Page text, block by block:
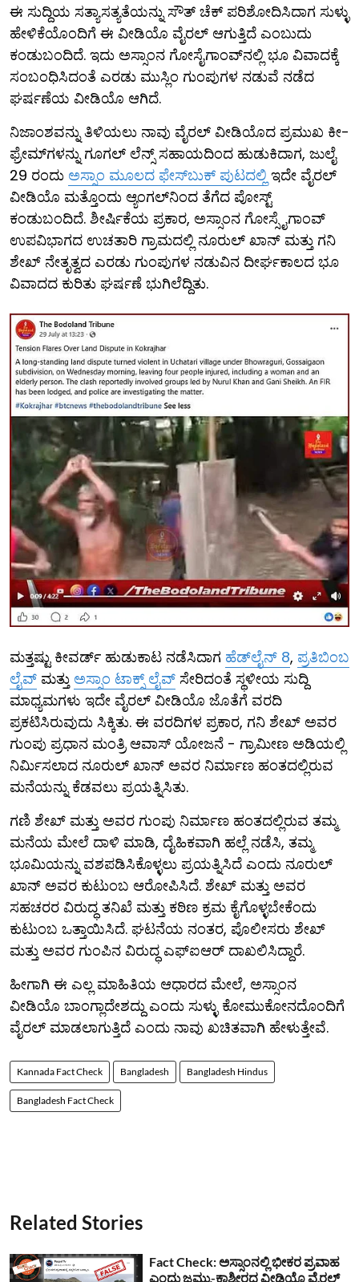
ಈ ಸುದ್ದಿಯ ಸತ್ಯಾಸತ್ಯತೆಯನ್ನು ಸೌತ್ ಚೆಕ್ ಪರಿಶೋದಿಸಿದಾಗ ಸುಳ್ಳು
ಹೇಳಿಕೆಯೊಂದಿಗೆ ಈ ವೀಡಿಯೊ ವೈರಲ್ ಆಗುತ್ತಿದೆ ಎಂಬುದು
ಕಂಡುಬಂದಿದೆ. ಇದು ಅಸ್ಸಾಂನ ಗೋಸೈಗಾಂವ್‌ನಲ್ಲಿ ಭೂ ವಿವಾದಕ್ಕೆ
ಸಂಬಂಧಿಸಿದಂತೆ ಎರಡು ಮುಸ್ಲಿಂ ಗುಂಪುಗಳ ನಡುವೆ ನಡೆದ
ಘರ್ಷಣೆಯ ವೀಡಿಯೊ ಆಗಿದೆ.
ನಿಜಾಂಶವನ್ನು ತಿಳಿಯಲು ನಾವು ವೈರಲ್ ವೀಡಿಯೊದ ಪ್ರಮುಖ ಕೀ-
ಫ್ರೇಮ್​ಗಳನ್ನು ಗೂಗಲ್ ಲೆನ್ಸ್ ಸಹಾಯದಿಂದ ಹುಡುಕಿದಾಗ, ಜುಲೈ
29 ರಂದು ಅಸ್ಸಾಂ ಮೂಲದ ಫೇಸ್‌ಬುಕ್ ಪುಟದಲ್ಲಿ ಇದೇ ವೈರಲ್
ವೀಡಿಯೊ ಮತ್ತೊಂದು ಆ್ಯಂಗಲ್​ನಿಂದ ತೆಗೆದ ಪೋಸ್ಟ್
ಕಂಡುಬಂದಿದೆ. ಶೀರ್ಷಿಕೆಯ ಪ್ರಕಾರ, ಅಸ್ಸಾಂನ ಗೋಸ್ಸೈಗಾಂವ್
ಉಪವಿಭಾಗದ ಉಚತಾರಿ ಗ್ರಾಮದಲ್ಲಿ ನೂರುಲ್ ಖಾನ್ ಮತ್ತು ಗನಿ
ಶೇಖ್ ನೇತೃತ್ವದ ಎರಡು ಗುಂಪುಗಳ ನಡುವಿನ ದೀರ್ಘಕಾಲದ ಭೂ
ವಿವಾದದ ಕುರಿತು ಘರ್ಷಣೆ ಭುಗಿಲೆದ್ದಿತು.
ಮತ್ತಷ್ಟು ಕೀವರ್ಡ್ ಹುಡುಕಾಟ ನಡೆಸಿದಾಗ ಹೆಡ್‌ಲೈನ್ 8, ಪ್ರತಿಬಿಂಬ
ಲೈವ್ ಮತ್ತು ಅಸ್ಸಾಂ ಟಾಕ್ಸ್ ಲೈವ್ ಸೇರಿದಂತೆ ಸ್ಥಳೀಯ ಸುದ್ದಿ
ಮಾಧ್ಯಮಗಳು ಇದೇ ವೈರಲ್ ವೀಡಿಯೊ ಜೊತೆಗೆ ವರದಿ
ಪ್ರಕಟಿಸಿರುವುದು ಸಿಕ್ಕಿತು. ಈ ವರದಿಗಳ ಪ್ರಕಾರ, ಗನಿ ಶೇಖ್ ಅವರ
ಗುಂಪು ಪ್ರಧಾನ ಮಂತ್ರಿ ಆವಾಸ್ ಯೋಜನೆ - ಗ್ರಾಮೀಣ ಅಡಿಯಲ್ಲಿ
ನಿರ್ಮಿಸಲಾದ ನೂರುಲ್ ಖಾನ್ ಅವರ ನಿರ್ಮಾಣ ಹಂತದಲ್ಲಿರುವ
ಮನೆಯನ್ನು ಕೆಡವಲು ಪ್ರಯತ್ನಿಸಿತು.
ಗಣಿ ಶೇಖ್ ಮತ್ತು ಅವರ ಗುಂಪು ನಿರ್ಮಾಣ ಹಂತದಲ್ಲಿರುವ ತಮ್ಮ
ಮನೆಯ ಮೇಲೆ ದಾಳಿ ಮಾಡಿ, ದೈಹಿಕವಾಗಿ ಹಲ್ಲೆ ನಡೆಸಿ, ತಮ್ಮ
ಭೂಮಿಯನ್ನು ವಶಪಡಿಸಿಕೊಳ್ಳಲು ಪ್ರಯತ್ನಿಸಿದೆ ಎಂದು ನೂರುಲ್
ಖಾನ್ ಅವರ ಕುಟುಂಬ ಆರೋಪಿಸಿದೆ. ಶೇಖ್ ಮತ್ತು ಅವರ
ಸಹಚರರ ವಿರುದ್ಧ ತನಿಖೆ ಮತ್ತು ಕಠಿಣ ಕ್ರಮ ಕೈಗೊಳ್ಳಬೇಕೆಂದು
ಕುಟುಂಬ ಒತ್ತಾಯಿಸಿದೆ. ಘಟನೆಯ ನಂತರ, ಪೊಲೀಸರು ಶೇಖ್
ಮತ್ತು ಅವರ ಗುಂಪಿನ ವಿರುದ್ಧ ಎಫ್‌ಐಆರ್ ದಾಖಲಿಸಿದ್ದಾರೆ.
ಹೀಗಾಗಿ ಈ ಎಲ್ಲ ಮಾಹಿತಿಯ ಆಧಾರದ ಮೇಲೆ, ಅಸ್ಸಾಂನ
ವೀಡಿಯೊ ಬಾಂಗ್ಲಾದೇಶದ್ದು ಎಂದು ಸುಳ್ಳು ಕೋಮುಕೋನದೊಂದಿಗೆ
ವೈರಲ್ ಮಾಡಲಾಗುತ್ತಿದೆ ಎಂದು ನಾವು ಖಚಿತವಾಗಿ ಹೇಳುತ್ತೇವೆ.
Kannada Fact Check Bangladesh Bangladesh Hindus
Bangladesh Fact Check
Related Stories
Fact Check: ಅಸ್ಸಾಂನಲ್ಲಿ ಭೀಕರ ಪ್ರವಾಹ
ಎಂದು ಜಮ್ಮು-ಕಾಶ್ಮೀರದ ವೀಡಿಯೊ ವೈರಲ್